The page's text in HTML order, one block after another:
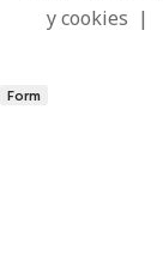
y cookies |
Form